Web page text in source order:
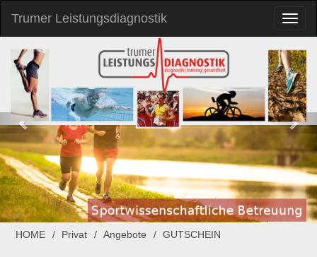
Trumer Leistungsdiagnostik
HOME Privat Angebote GUTSCHEIN